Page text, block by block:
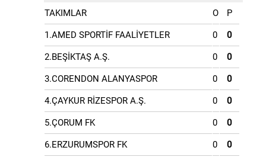
TAKIMLAR O P
1.AMED SPORTİF FAALİYETLER 0 0
2.BEŞİKTAŞ A.Ş. 0 0
3.CORENDON ALANYASPOR 0 0
4.ÇAYKUR RİZESPOR A.Ş. 0 0
5.ÇORUM FK 0 0
6.ERZURUMSPOR FK 0 0